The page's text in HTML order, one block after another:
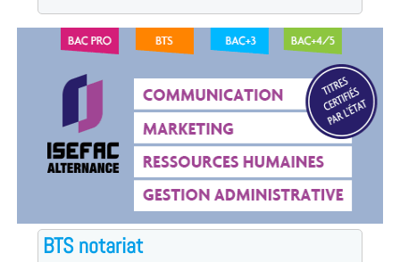
BTS notariat